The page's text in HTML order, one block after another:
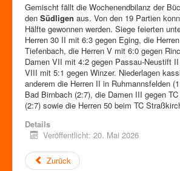
Gemischt fällt die Wochenendbilanz der
den Südligen aus. Von den 19 Partien
Hälfte gewonnen werden. Siege feierten
Herren 30 II mit 6:3 gegen Eging, die
Tiefenbach, die Herren V mit 6:0 gegen
Damen VII mit 4:2 gegen Passau-Neustift
VIII mit 5:1 gegen Winzer. Niederlagen
anderem die Herren II in Ruhmannsfelden
Bad Birnbach (2:7), die Damen III gegen
(2:7) sowie die Herren 50 beim TC
Details
Veröffentlicht: 20. Mai 2026
Zurück